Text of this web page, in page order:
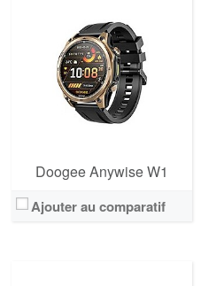
Doogee Anywise W1
Ajouter au comparatif